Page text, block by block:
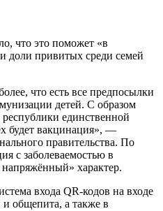
что это поможет «в
доли привитых среди семей
что есть все предпосылки
детей. С образом
единственной
будет вакцинация», —
правительства. По
с заболеваемостью в
характер.
входа QR-кодов на входе
и общепита, а также в